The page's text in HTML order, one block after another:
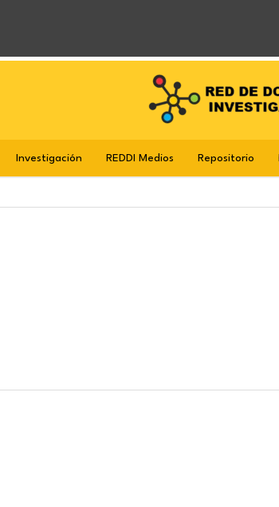
Investigación REDDI Medios Repositorio